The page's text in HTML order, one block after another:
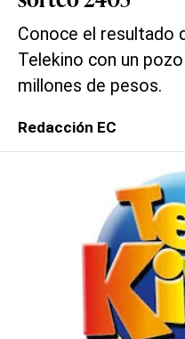
Conoce el resultado
Telekino con un
millones de pesos.
Redacción EC